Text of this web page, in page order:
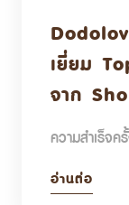
เยี่ยม
จาก
ความสำเร็จ
อ่านต่อ